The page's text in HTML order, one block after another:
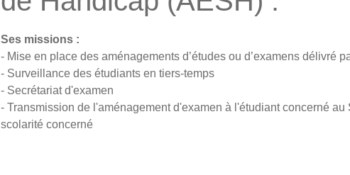
Ses missions :
- Mise en place des aménagements d’études ou d’examens délivré
- Surveillance des étudiants en tiers-temps
- Secrétariat d'examen
- Transmission de l'aménagement d'examen à l'étudiant concerné
scolarité concerné